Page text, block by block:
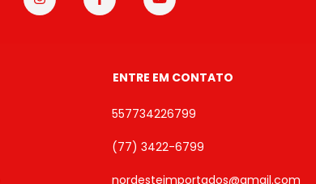
ENTRE EM CONTATO
557734226799
(77) 3422-6799
nordesteimportados@gmail.com